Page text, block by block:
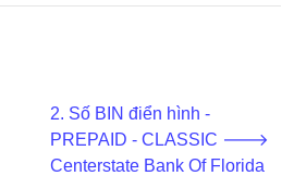
2. Số BIN điển hình -
PREPAID - CLASSIC 🡒
Centerstate Bank Of Florida